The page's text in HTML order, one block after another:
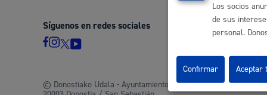
Síguenos en redes sociales
© Donostiako Udala - Ayuntamiento de Donostia / San
Los socios
de sus
personal.
Confirmar Aceptar